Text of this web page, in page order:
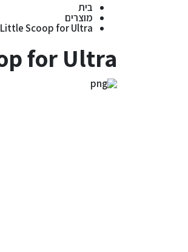
בית
מוצרים
Little Scoop for Ultra
for Ultra